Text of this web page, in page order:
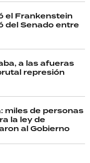
el Frankenstein
del Senado entre
a las afueras
represión
miles de personas
la ley de
al Gobierno